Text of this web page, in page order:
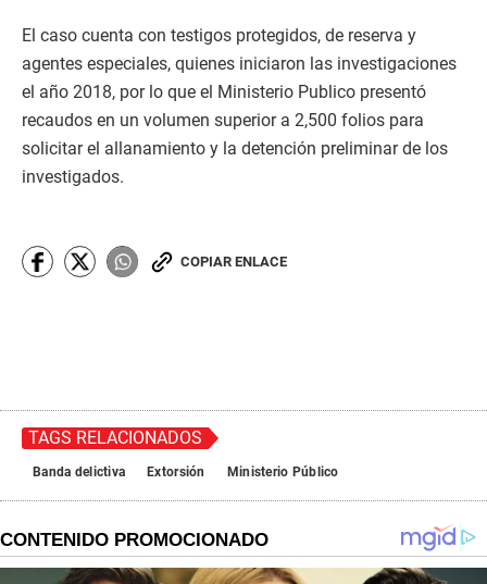
El caso cuenta con testigos protegidos, de reserva y
agentes especiales, quienes iniciaron las investigaciones
el año 2018, por lo que el Ministerio Publico presentó
recaudos en un volumen superior a 2,500 folios para
solicitar el allanamiento y la detención preliminar de los
investigados.
COPIAR ENLACE
TAGS RELACIONADOS
Banda delictiva Extorsión Ministerio Público